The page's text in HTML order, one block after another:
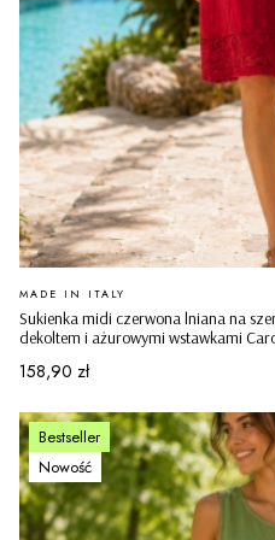
Sukienka midi czerwona lniana na
dekoltem i ażurowymi wstawkami
PRODUCENT
MADE IN ITALY
Cena
158,90 zł
Bestseller
Nowość